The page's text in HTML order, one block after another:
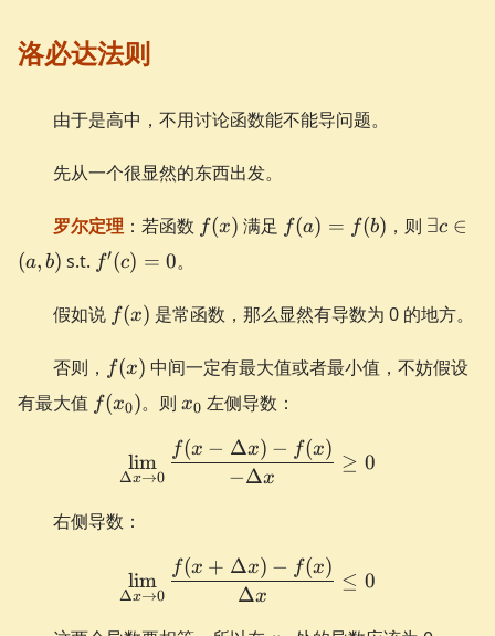
洛必达法则
由于是高中，不用讨论函数能不能导问题。
先从一个很显然的东西出发。
罗尔定理 ：若函数 f(x)
f(x) 满足 f(a)
f(a) = f(b) ，则 \exists
∃c ∈
(a, b) s.t. f'(c)
= 0
f′(c) = 0。
假如说 f(x)
f(x) 是常函数，那么显然有导数为 0 的地方。
否则， f(x)
f(x) 中间一定有最大值或者最小值，不妨假设
有最大值 f(x_0)
f(x0)。则x_0
x0 左侧导数：
\lim_{\Delta x \to 0}
Δx→0
lim
−Δx
f(x − Δx) − f(x)
≥ 0
右侧导数：
\lim_{\Delta x \to 0}
Δx→0
lim
Δx
f(x + Δx) − f(x)
≤ 0